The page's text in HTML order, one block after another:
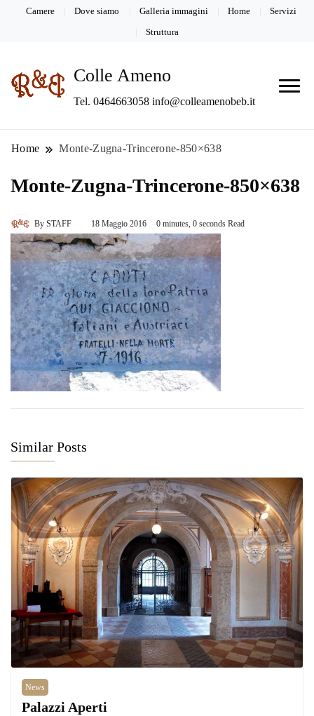
Camere Dove siamo Galleria immagini Home Servizi
Struttura
Colle Ameno
Tel. 0464663058 info@colleamenobeb.it
Home Monte-Zugna-Trincerone-850×638
Monte-Zugna-Trincerone-850×638
By STAFF 18 Maggio 2016 0 minutes, 0 seconds Read
Similar Posts
News
Palazzi Aperti